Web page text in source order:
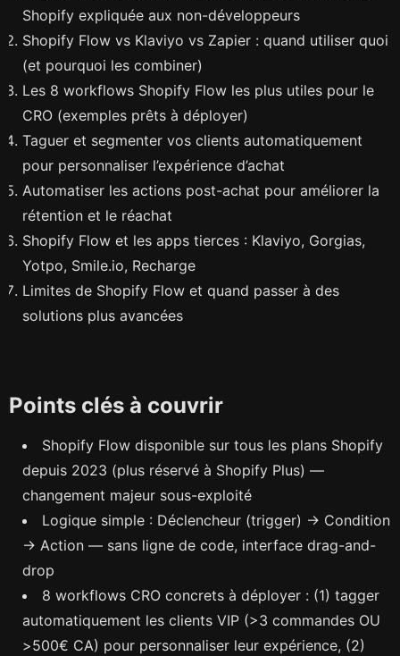
Shopify expliquée aux non-développeurs
Shopify Flow vs Klaviyo vs Zapier : quand utiliser quoi
(et pourquoi les combiner)
Les 8 workflows Shopify Flow les plus utiles pour le
CRO (exemples prêts à déployer)
Taguer et segmenter vos clients automatiquement
pour personnaliser l’expérience d’achat
Automatiser les actions post-achat pour améliorer la
rétention et le réachat
Shopify Flow et les apps tierces : Klaviyo, Gorgias,
Yotpo, Smile.io, Recharge
Limites de Shopify Flow et quand passer à des
solutions plus avancées
Points clés à couvrir
Shopify Flow disponible sur tous les plans Shopify
depuis 2023 (plus réservé à Shopify Plus) —
changement majeur sous-exploité
Logique simple : Déclencheur (trigger) → Condition
→ Action — sans ligne de code, interface drag-and-
drop
8 workflows CRO concrets à déployer : (1) tagger
automatiquement les clients VIP (>3 commandes OU
>500€ CA) pour personnaliser leur expérience, (2)